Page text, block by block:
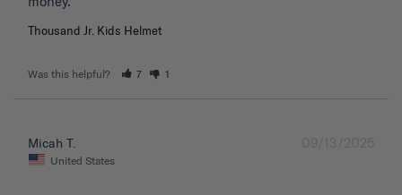
Thousand Jr. Kids Helmet
Was this helpful? 7 1
09/13/2025
Micah T.
United States